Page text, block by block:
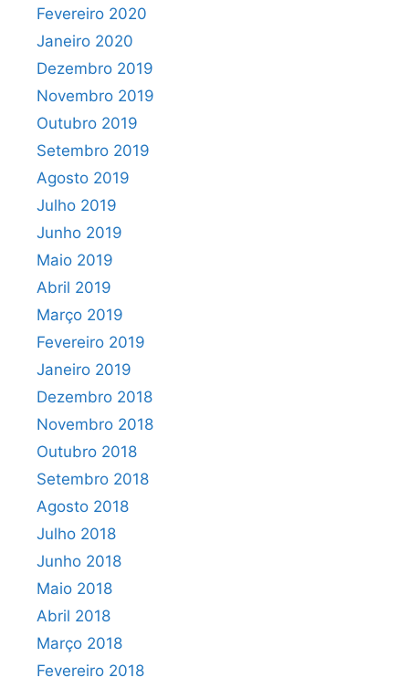
Fevereiro 2020
Janeiro 2020
Dezembro 2019
Novembro 2019
Outubro 2019
Setembro 2019
Agosto 2019
Julho 2019
Junho 2019
Maio 2019
Abril 2019
Março 2019
Fevereiro 2019
Janeiro 2019
Dezembro 2018
Novembro 2018
Outubro 2018
Setembro 2018
Agosto 2018
Julho 2018
Junho 2018
Maio 2018
Abril 2018
Março 2018
Fevereiro 2018